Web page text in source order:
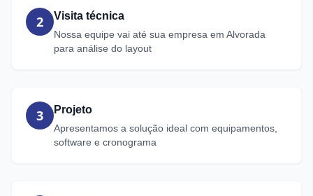
2 Visita técnica
Nossa equipe vai até sua empresa em Alvorada
para análise do layout
3 Projeto
Apresentamos a solução ideal com equipamentos,
software e cronograma